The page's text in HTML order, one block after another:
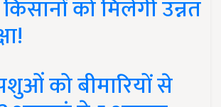
को मिलेगी उन्नत
को बीमारियों से